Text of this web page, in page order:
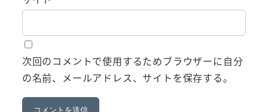
次回のコメントで使用するためブラウザーに自分
の名前、メールアドレス、サイトを保存する。